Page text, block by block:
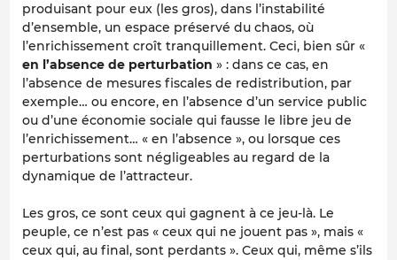
produisant pour eux (les gros), dans l’instabilité
d’ensemble, un espace préservé du chaos, où
l’enrichissement croît tranquillement. Ceci, bien sûr «
en l’absence de perturbation » : dans ce cas, en
l’absence de mesures fiscales de redistribution, par
exemple… ou encore, en l’absence d’un service public
ou d’une économie sociale qui fausse le libre jeu de
l’enrichissement… « en l’absence », ou lorsque ces
perturbations sont négligeables au regard de la
dynamique de l’attracteur.
Les gros, ce sont ceux qui gagnent à ce jeu-là. Le
peuple, ce n’est pas « ceux qui ne jouent pas », mais «
ceux qui, au final, sont perdants ». Ceux qui, même s’ils